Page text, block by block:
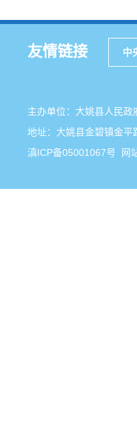
友情链接 中
主办单位：大姚县人民
地址：大姚县金碧镇金
滇ICP备05001067号 网